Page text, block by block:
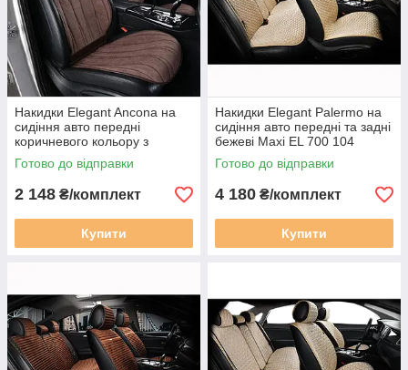
Накидки Elegant Ancona на
сидіння авто передні
коричневого кольору з
перфорацією Plus EL 700 805
Готово до відправки
2 148 ₴/комплект
Купити
Накидки Elegant Palermo на
сидіння авто передні та задні
бежеві Maxi EL 700 104
Готово до відправки
4 180 ₴/комплект
Купити